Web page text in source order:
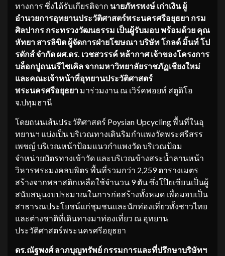
ทางการ ซึ่งได้รับเกียรติจาก นายภัทรพงษ์ เก่าเงิน ผู้
อำนวยการอุทยานประวัติศาสตร์พระนครศรีอยุธยา กรม
ศิลปากร กระทรวงวัฒนธรรม เป็นผู้รับมอบ พร้อมด้วย คุณ
หัทยา สารลิขิต ผู้จัดการฝ่ายโฆษณา บริษัท โกลด์ มิ้นท์ โป
รดักส์ จำกัด ผศ.ดร. เวชสวรรค์ หล้ากาศ เจ้าของโครงการ
บล็อกปูถนนรีไซเคิล จากมหาวิทยาลัยราชภัฏเชียงใหม่
และคณะเจ้าหน้าที่อุทยานประวัติศาสตร์
พระนครศรีอยุธยา มาร่วมงาน ณ เวิร์คพอยท์ สตูดิโอ
จ.ปทุมธานี
โดยถนนเส้นประวัติศาสตร์ Poysian Upcycling พื้นที่ในอุ
ทยานฯ แบ่งเป็น บริเวณทางเดินริมกำแพงวัดพระศรีสรร
เพชญ์ บริเวณหน้าป้อมแนวกำแพงวัด บริเวณป้อม
จำหน่ายบัตรทางเข้าวัด และบริเวณข้างสระน้ำลานหน้า
วิหารพระมงคลบพิตร พื้นที่รวมกว่า 2,259 ตารางเมตร
สร้างจากพลาสติกเหลือใช้จำนวน 9 ตัน ซึ่งโป๊ยเซียนเป็นผู้
สนับสนุนงบประมาณในการก่อสร้างทั้งหมด เพื่อมอบเป็น
สาธารณประโยชน์แก่ชุมชนและนักท่องเที่ยวทั้งชาวไทย
และต่างชาติที่เดินทางมาท่องเที่ยว ณ อุทยาน
ประวัติศาสตร์พระนครศรีอยุธยา
ดร.ณัฐพงศ์ ลาภบุญทรัพย์ กรรมการและที่ปรึกษาบริษัทฯ